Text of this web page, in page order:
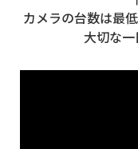
カメラの台数は最
大切な一